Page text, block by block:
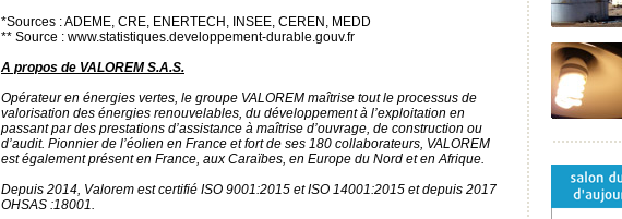
*Sources : ADEME, CRE, ENERTECH, INSEE, CEREN, MEDD
** Source : www.statistiques.developpement-durable.gouv.fr
A propos de VALOREM S.A.S.
Opérateur en énergies vertes, le groupe VALOREM maîtrise tout le processus de
valorisation des énergies renouvelables, du développement à l’exploitation en
passant par des prestations d’assistance à maîtrise d’ouvrage, de construction ou
d’audit. Pionnier de l’éolien en France et fort de ses 180 collaborateurs, VALOREM
est également présent en France, aux Caraïbes, en Europe du Nord et en Afrique.
Depuis 2014, Valorem est certifié ISO 9001:2015 et ISO 14001:2015 et depuis 2017
OHSAS :18001.